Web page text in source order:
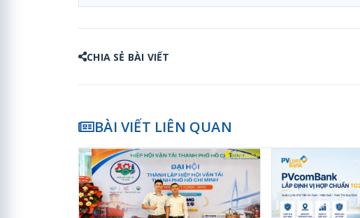
CHIA SẺ BÀI VIẾT
BÀI VIẾT LIÊN QUAN